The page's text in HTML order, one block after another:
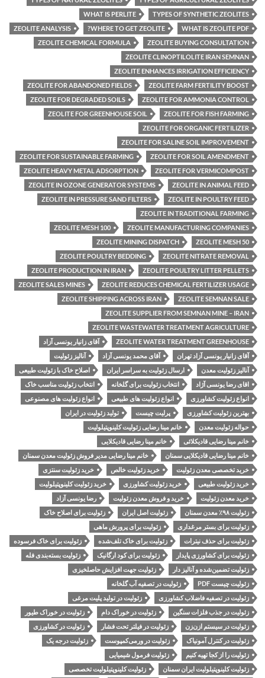
TYPES OF SYNTHETIC ZEOLITES
WHAT IS PERLITE
WHAT IS ZEOLITE PDF
WHERE TO GET ZEOLITE?
ZEOLITE ANALYSIS
ZEOLITE BUYING CONSULTATION
ZEOLITE CHEMICAL FORMULA
ZEOLITE CLINOPTILOLITE IRAN SEMNAN
ZEOLITE ENHANCES IRRIGATION EFFICIENCY
ZEOLITE FARM FERTILITY BOOST
ZEOLITE FOR ABANDONED FIELDS
ZEOLITE FOR AMMONIA CONTROL
ZEOLITE FOR DEGRADED SOILS
ZEOLITE FOR FISH FARMING
ZEOLITE FOR GREENHOUSE SOIL
ZEOLITE FOR ORGANIC FERTILIZER
ZEOLITE FOR SALINE SOIL IMPROVEMENT
ZEOLITE FOR SOIL AMENDMENT
ZEOLITE FOR SUSTAINABLE FARMING
ZEOLITE FOR VERMICOMPOST
ZEOLITE HEAVY METAL ADSORPTION
ZEOLITE IN ANIMAL FEED
ZEOLITE IN OZONE GENERATOR SYSTEMS
ZEOLITE IN POULTRY FEED
ZEOLITE IN PRESSURE SAND FILTERS
ZEOLITE IN TRADITIONAL FARMING
ZEOLITE MANUFACTURING COMPANIES
ZEOLITE MESH 100
ZEOLITE MESH 50
ZEOLITE MINING DISPATCH
ZEOLITE NITRATE REMOVAL
ZEOLITE POULTRY BEDDING
ZEOLITE POULTRY LITTER PELLETS
ZEOLITE PRODUCTION IN IRAN
ZEOLITE REDUCES CHEMICAL FERTILIZER USAGE
ZEOLITE SALES MINES
ZEOLITE SEMNAN SALE
ZEOLITE SHIPPING ACROSS IRAN
ZEOLITE SUPPLIER FROM SEMNAN MINE – IRAN
ZEOLITE WASTEWATER TREATMENT AGRICULTURE
ZEOLITE WATER TREATMENT GREENHOUSE
آقای زانیار یونسی آزاد
آقای زانیار یونسی آزاد تهران
آقای محمد یونسی آزاد
آنالیز زئولیت
آنالیز زئولیت معدن
ارسال زئولیت به سراسر ایران
اصلاح خاک با زئولیت طبیعی
اقای رضا یونسی آژاد
انتخاب زئولیت برای گلخانه
انتخاب زئولیت مناسب خاک
انواع زئولیت کشاورزی
انواع زئولیت های طبیعی
انواع زئولیت های مصنوعی
بهترین زئولیت کشاورزی
پرلیت چیست
تولید زئولیت در ایران
حواله زئولیت معدن
خانم مینا رضایی زئولیت کلینوپتیلولیت
خانم مینا رضایی قادیکلائی
خانم مینا رضایی قادیکلایی
خانم مینا رضایی قادیکلایی سمنان
خانم مینا رضایی مدیر فروش زئولیت معدن سمنان
خرید تخصصی معدن زئولیت
خرید زئولیت خالص
خرید زئولیت سنتزی
خرید زئولیت طبیعی
خرید زئولیت کشاورزی
خرید زئولیت کلینوپتیلولیت
خرید معدن زئولیت
خرید و فروش معدن زئولیت
رضا یونسی آزاد
زئولیت ۹۸٪ معدن سمنان
زئولیت اصل ایران
زئولیت برای اصلاح خاک
زئولیت برای بستر مرغداری
زئولیت برای پرورش ماهی
زئولیت برای حذف نیترات
زئولیت برای خاک تلف‌شده
زئولیت برای خاک فرسوده
زئولیت برای کشاورزی پایدار
زئولیت برای کود ارگانیک
زئولیت بسته‌بندی فله
زئولیت تضمین‌شده و آنالیز دار
زئولیت جهت افزایش حاصلخیزی
زئولیت چیست PDF
زئولیت در تصفیه آب گلخانه
زئولیت در تصفیه فاضلاب کشاورزی
زئولیت در تولید پلیت مرغی
زئولیت در جذب فلزات سنگین
زئولیت در خوراک دام
زئولیت در خوراک طیور
زئولیت در سیستم ازن‌زن
زئولیت در فیلتر تحت فشار
زئولیت در کشاورزی
زئولیت در کنترل آمونیاک
زئولیت در ورمی‌کمپوست
زئولیت درجه یک
زئولیت را از کجا تهیه کنیم
زئولیت فرمول شیمیایی
زئولیت کلینوپتیلولیت ایران سمنان
زئولیت کلینوپتیلولیت تخصصی